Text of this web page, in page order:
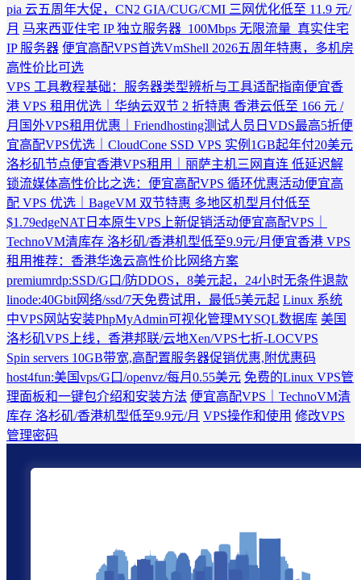
pia 云五周年大促，CN2 GIA/CUG/CMI 三网优化低至 11.9 元/
月 马来西亚住宅 IP 独立服务器_100Mbps 无限流量_真实住宅
IP 服务器 便宜高配VPS首选VmShell 2026五周年特惠，多机房
高性价比可选
VPS 工具教程基础：服务器类型辨析与工具适配指南便宜香
港 VPS 租用优选｜华纳云双节 2 折特惠 香港云低至 166 元 /
月 国外VPS租用优惠｜Friendhosting测试人员日VDS最高5折便
宜高配VPS优选｜CloudCone SSD VPS 实例1GB起年付20美元
洛杉矶节点便宜香港VPS租用｜丽萨主机三网直连 低延迟解
锁流媒体高性价比之选：便宜高配VPS 循环优惠活动便宜高
配 VPS 优选｜BageVM 双节特惠 多地区机型月付低至
$1.79edgeNAT日本原生VPS上新促销活动便宜高配VPS｜
TechnoVM清库存 洛杉矶/香港机型低至9.9元/月 便宜香港 VPS
租用推荐：香港华逸云高性价比网络方案
premiumrdp:SSD/G口/防DDOS，8美元起，24小时无条件退款
linode:40Gbit网络/ssd/7天免费试用，最低5美元起 Linux 系统
中VPS网站安装PhpMyAdmin可视化管理MYSQL数据库 美国
洛杉矶VPS上线，香港邦联/云地Xen/VPS七折-LOCVPS
Spin servers 10GB带宽,高配置服务器促销优惠,附优惠码
host4fun:美国vps/G口/openvz/每月0.55美元 免费的Linux VPS管
理面板和一键包介绍和安装方法 便宜高配VPS｜TechnoVM清
库存 洛杉矶/香港机型低至9.9元/月 VPS操作和使用 修改VPS
管理密码